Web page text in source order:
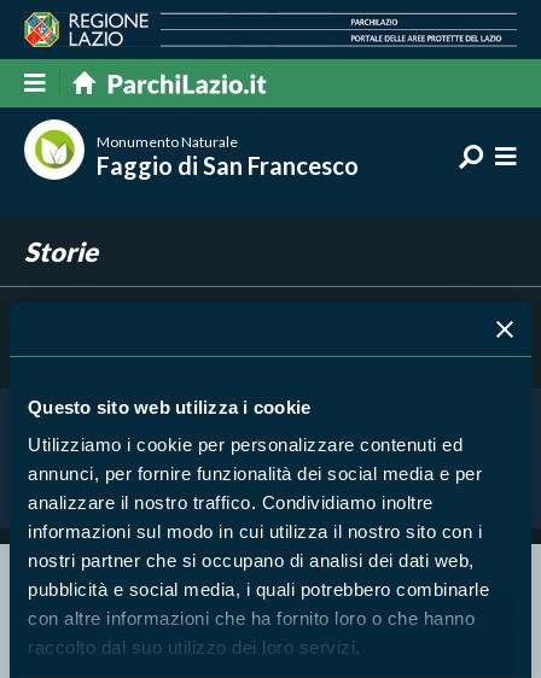
Questo sito web utilizza i cookie
Utilizziamo i cookie per personalizzare contenuti ed
annunci, per fornire funzionalità dei social media e per
analizzare il nostro traffico. Condividiamo inoltre
informazioni sul modo in cui utilizza il nostro sito con i
nostri partner che si occupano di analisi dei dati web,
pubblicità e social media, i quali potrebbero combinarle
con altre informazioni che ha fornito loro o che hanno
raccolto dal suo utilizzo dei loro servizi.
Monumento Naturale
Faggio di San Francesco
Storie
Nessun risultato trovato
Segui i nostri social ufficiali